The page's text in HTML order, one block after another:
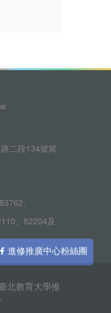
二段134號篤
、
、82204及
進修推廣中心粉絲團
北教育大學推